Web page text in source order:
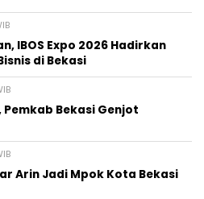
IBOS Expo 2026 Hadirkan
di Bekasi
Bekasi Genjot
Arin Jadi Mpok Kota Bekasi